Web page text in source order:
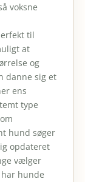
voksne
til
at
og
danne sig et
ens
type
hund søger
opdateret
vælger
hunde